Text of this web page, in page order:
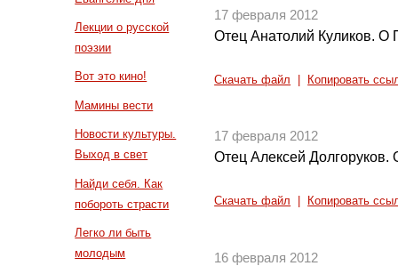
Лекции о русской
поэзии
Вот это кино!
Мамины вести
Новости культуры.
Выход в свет
Найди себя. Как
побороть страсти
Легко ли быть
молодым
17 февраля 2012
Отец Анатолий Куликов. О
Скачать файл Копировать
17 февраля 2012
Отец Алексей Долгоруков.
Скачать файл Копировать
16 февраля 2012